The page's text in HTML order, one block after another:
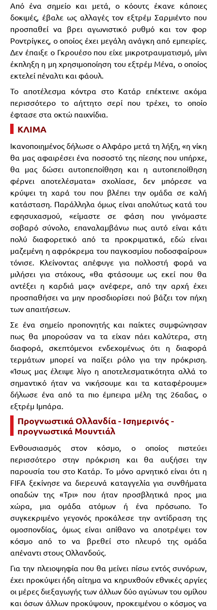
Από ένα σημείο και μετά, ο κόουτς έκανε κάποιες
δοκιμές, έβαλε ως αλλαγές τον εξτρέμ Σαρμιέντο που
προσπαθεί να βρει αγωνιστικό ρυθμό και τον φορ
Ροντρίγκες, ο οποίος έχει μεγάλη ανάγκη από εμπειρίες.
Δεν έπαιξε ο Γκρουέσο που είχε μικροτραυματισμό, μίνι
έκπληξη η μη χρησιμοποίηση του εξτρέμ Μένα, ο οποίος
εκτελεί πέναλτι και φάουλ.
Το αποτέλεσμα κόντρα στο Κατάρ επέκτεινε ακόμα
περισσότερο το αήττητο σερί που τρέχει, το οποίο
έφτασε στα οκτώ παιχνίδια.
ΚΛΙΜΑ
Ικανοποιημένος δήλωσε ο Αλφάρο μετά τη λήξη, «η νίκη
θα μας αφαιρέσει ένα ποσοστό της πίεσης που υπήρχε,
θα μας δώσει αυτοπεποίθηση και η αυτοπεποίθηση
φέρνει αποτελέσματα» σχολίασε, δεν μπόρεσε να
κρύψει τη χαρά του που βλέπει την ομάδα σε καλή
κατάσταση. Παράλληλα όμως είναι απολύτως κατά του
εφησυχασμού, «είμαστε σε φάση που γινόμαστε
σοβαρό σύνολο, επαναλαμβάνω πως αυτό είναι κάτι
πολύ διαφορετικό από τα προκριματικά, εδώ είναι
μαζεμένη η αφρόκρεμα του παγκοσμίου ποδοσφαίρου»
τόνισε. Κλείνοντας απέφυγε για πολλοστή φορά να
μιλήσει για στόχους, «θα φτάσουμε ως εκεί που θα
αντέξει η καρδιά μας» ανέφερε, από την αρχή έχει
προσπαθήσει να μην προσδιορίσει πού βάζει τον πήχη
των απαιτήσεων.
Σε ένα σημείο προπονητής και παίκτες συμφώνησαν
πως θα μπορούσαν να τα είχαν πάει καλύτερα, στη
διαφορά, σκεπτόμενοι ενδεχομένως ότι η διαφορά
τερμάτων μπορεί να παίξει ρόλο για την πρόκριση.
«Ίσως μας έλειψε λίγο η αποτελεσματικότητα αλλά το
σημαντικό ήταν να νικήσουμε και τα καταφέρουμε»
δήλωσε ένα από τα πιο έμπειρα μέλη της 26αδας, ο
εξτρέμ Ιμπάρα.
Προγνωστικά Ολλανδία - Ισημερινός -
προγνωστικά Μουντιάλ
Ενθουσιασμός στον κόσμο, ο οποίος πιστεύει
περισσότερο στην πρόκριση και θα αυξήσει την
παρουσία του στο Κατάρ. Το μόνο αρνητικό είναι ότι η
FIFA ξεκίνησε να διερευνά καταγγελία για συνθήματα
οπαδών της «Τρι» που ήταν προσβλητικά προς μια
χώρα, μια ομάδα ατόμων ή ένα πρόσωπο. Το
συγκεκριμένο γεγονός προκάλεσε την αντίδραση της
ομοσπονδίας, όμως είναι απίθανο να αποτρέψει τον
κόσμο από το να βρεθεί στο πλευρό της ομάδα
απέναντι στους Ολλανδούς.
Για την πλειοψηφία που θα μείνει πίσω εντός συνόρων,
έχει προκύψει ήδη αίτημα να κηρυχθούν εθνικές αργίες
οι μέρες διεξαγωγής των άλλων δύο αγώνων του ομίλου
και όσων άλλων προκύψουν, προκειμένου ο κόσμος να